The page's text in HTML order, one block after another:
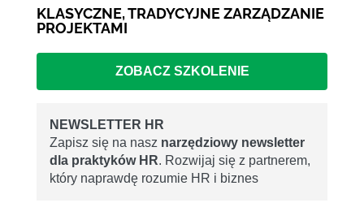
KLASYCZNE, TRADYCYJNE ZARZĄDZANIE
PROJEKTAMI
ZOBACZ SZKOLENIE
NEWSLETTER HR
Zapisz się na nasz narzędziowy newsletter
dla praktyków HR. Rozwijaj się z partnerem,
który naprawdę rozumie HR i biznes